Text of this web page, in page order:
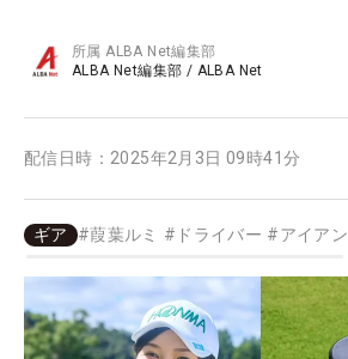
所属ALBA Net編集部
ALBA Net編集部 / ALBA Net
配信日時： 2025年2月3日 09時41分
ギア #葭葉ルミ # ドライバー #アイアン